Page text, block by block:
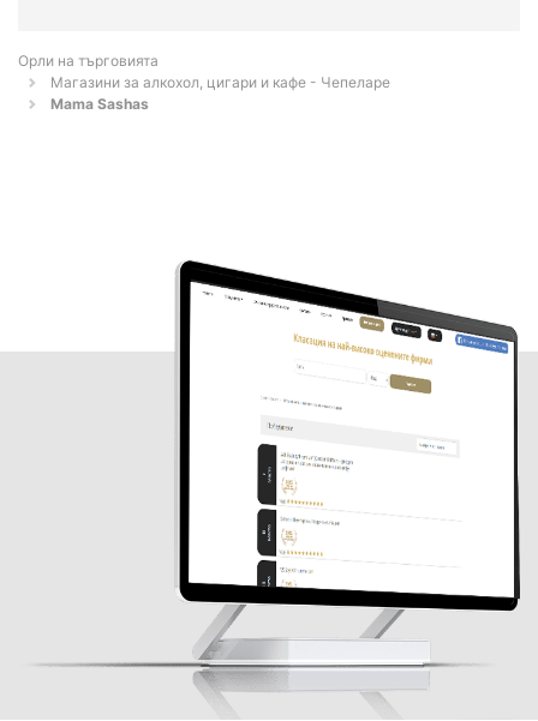
Орли на търговията
Магазини за алкохол, цигари и кафе - Чепеларе
Mama Sashas